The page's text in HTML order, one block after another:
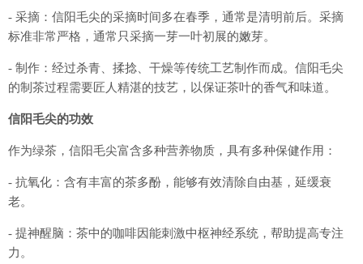
- 采摘：信阳毛尖的采摘时间多在春季，通常是清明前后。采摘
标准非常严格，通常只采摘一芽一叶初展的嫩芽。
- 制作：经过杀青、揉捻、干燥等传统工艺制作而成。信阳毛尖
的制茶过程需要匠人精湛的技艺，以保证茶叶的香气和味道。
信阳毛尖的功效
作为绿茶，信阳毛尖富含多种营养物质，具有多种保健作用：
- 抗氧化：含有丰富的茶多酚，能够有效清除自由基，延缓衰
老。
- 提神醒脑：茶中的咖啡因能刺激中枢神经系统，帮助提高专注
力。